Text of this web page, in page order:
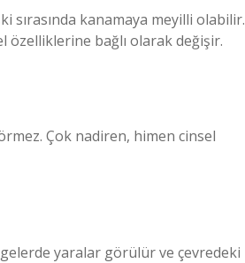
sırasında kanamaya meyilli olabilir.
özelliklerine bağlı olarak değişir.
Çok nadiren, himen cinsel
yaralar görülür ve çevredeki